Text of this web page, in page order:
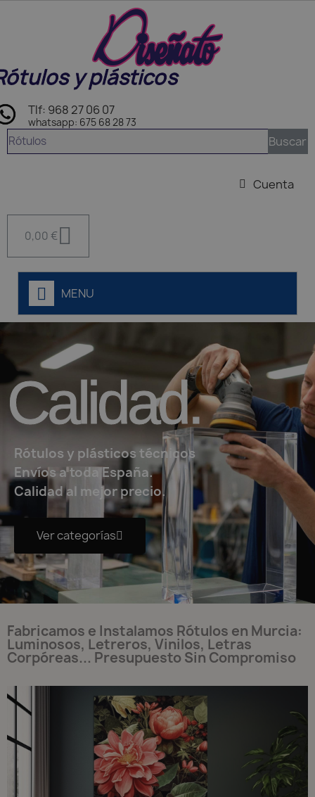
y plásticos
Tlf: 968 27 06 07
whatsapp: 675 68 28 73
Buscar
Cuenta
0,00 €
MENU
Calidad.
Rótulos y plásticos técnicos
Envíos a toda España.
Calidad al mejor precio.
Ver categorías
Fabricamos e Instalamos Rótulos en Murcia:
Luminosos, Letreros, Vinilos, Letras
Corpóreas... Presupuesto Sin Compromiso